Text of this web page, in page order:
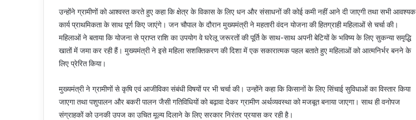
उन्होंने ग्रामीणों को आश्वस्त करते हुए कहा कि क्षेत्र के विकास के लिए धन और संसाधनों की कोई कमी नहीं आने दी जाएगी तथा सभी आवश्यक
कार्य प्राथमिकता के साथ पूर्ण किए जाएंगे। जन चौपाल के दौरान मुख्यमंत्री ने महतारी वंदन योजना की हितग्राही महिलाओं से चर्चा की।
महिलाओं ने बताया कि योजना से प्राप्त राशि का उपयोग वे घरेलू जरूरतों की पूर्ति के साथ-साथ अपनी बेटियों के भविष्य के लिए सुकन्या समृद्धि
खातों में जमा कर रही हैं। मुख्यमंत्री ने इसे महिला सशक्तिकरण की दिशा में एक सकारात्मक पहल बताते हुए महिलाओं को आत्मनिर्भर बनने के
लिए प्रेरित किया।
मुख्यमंत्री ने ग्रामीणों से कृषि एवं आजीविका संबंधी विषयों पर भी चर्चा की। उन्होंने कहा कि किसानों के लिए सिंचाई सुविधाओं का विस्तार किया
जाएगा तथा पशुपालन और बकरी पालन जैसी गतिविधियों को बढ़ावा देकर ग्रामीण अर्थव्यवस्था को मजबूत बनाया जाएगा। साथ ही वनोपज
संग्राहकों को उनकी उपज का उचित मूल्य दिलाने के लिए सरकार निरंतर प्रयास कर रही है।